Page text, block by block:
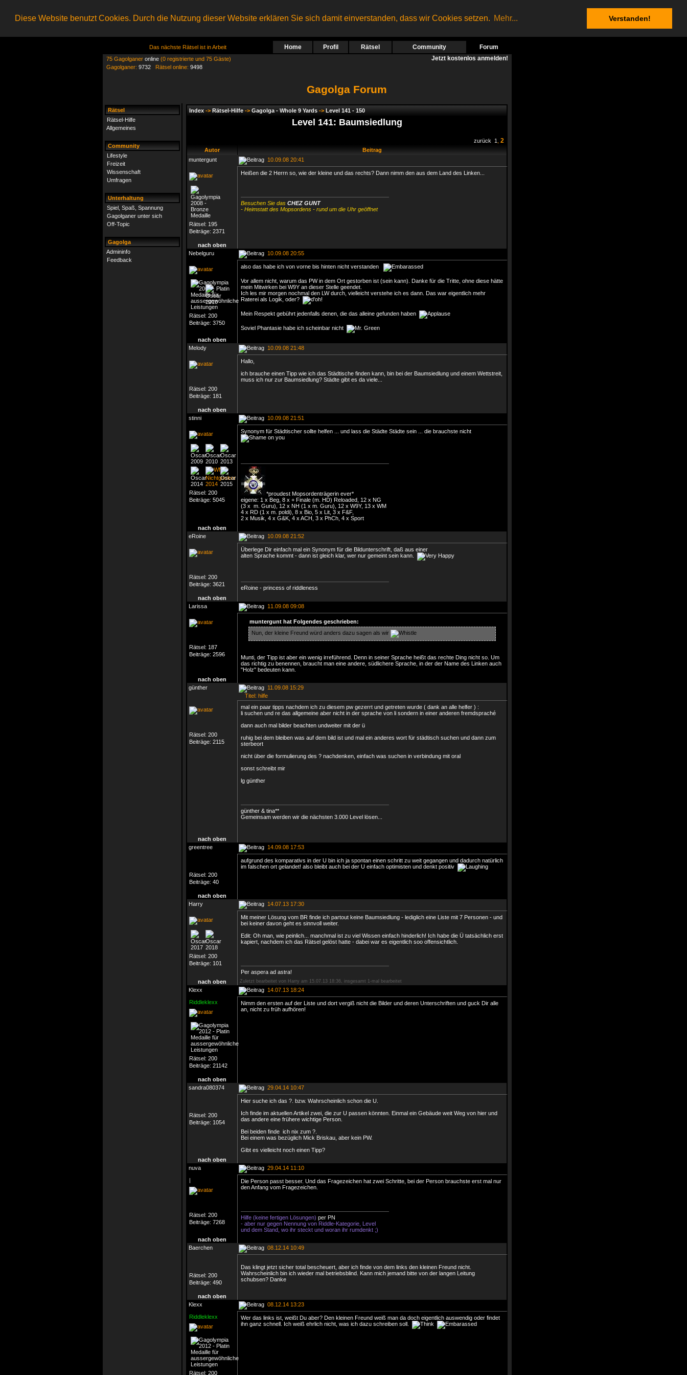
Diese Website benutzt Cookies. Durch die Nutzung dieser Website erklären Sie sich damit einverstanden, dass wir Cookies setzen. Mehr... Verstanden!
Das nächste Rätsel ist in Arbeit Home Profil Rätsel Community Forum
75 Gagolganer online (0 registrierte und 75 Gäste)
Gagolganer: 9732 Rätsel online: 9498
Jetzt kostenlos anmelden!
Gagolga Forum
Rätsel
Rätsel-Hilfe
Allgemeines
Community
Lifestyle
Freizeit
Wissenschaft
Umfragen
Unterhaltung
Spiel, Spaß, Spannung
Gagolganer unter sich
Off-Topic
Gagolga
Admininfo
Feedback
Index -> Rätsel-Hilfe -> Gagolga - Whole 9 Yards -> Level 141 - 150
Level 141: Baumsiedlung
zurück 1 2
Autor
Beitrag
muntergunt
10.09.08 20:41
Rätsel: 195
Beiträge: 2371
Heißen die 2 Herrn so, wie der kleine und das rechts? Dann nimm den aus dem Land des Linken...
Besuchen Sie das CHEZ GUNT
- Heimstatt des Mopsordens - rund um die Uhr geöffnet
nach oben
Nebelguru
10.09.08 20:55
Rätsel: 200
Beiträge: 3750
also das habe ich von vorne bis hinten nicht verstanden
Vor allem nicht, warum das PW in dem Ort gestorben ist (sein kann). Danke für die Tritte, ohne diese hätte
mein Mitwirken bei W9Y an dieser Stelle geendet.
Ich les mir morgen nochmal den LW durch, vielleicht verstehe ich es dann. Das war eigentlich mehr
Raterei als Logik, oder?
Mein Respekt gebührt jedenfalls denen, die das alleine gefunden haben
Soviel Phantasie habe ich scheinbar nicht
nach oben
Melody
10.09.08 21:48
Rätsel: 200
Beiträge: 181
Hallo,
ich brauche einen Tipp wie ich das Städtische finden kann, bin bei der Baumsiedlung und einem Wettstreit,
muss ich nur zur Baumsiedlung? Städte gibt es da viele...
nach oben
stinni
10.09.08 21:51
Rätsel: 200
Beiträge: 5045
Synonym für Städtischer sollte helfen ... und lass die Städte Städte sein ... die brauchste nicht
*proudest Mopsordenträgerin ever*
eigene: 1 x Beg, 8 x + Finale (m. HD) Reloaded, 12 x NG
(3 x m. Guru), 12 x NH (1 x m. Guru), 12 x W9Y, 13 x WM
4 x RD (1 x m. poldi), 8 x Bio, 5 x Lit, 3 x F&F,
2 x Musik, 4 x G&K, 4 x ACH, 3 x PhCh, 4 x Sport
nach oben
eRoine
10.09.08 21:52
Rätsel: 200
Beiträge: 3621
Überlege Dir einfach mal ein Synonym für die Bildunterschrift, daß aus einer
alten Sprache kommt - dann ist gleich klar, wer nur gemeint sein kann.
eRoine - princess of riddleness
nach oben
Larissa
11.09.08 09:08
Rätsel: 187
Beiträge: 2596
muntergunt hat Folgendes geschrieben:
Nun, der kleine Freund würd anders dazu sagen als wir
Munti, der Tipp ist aber ein wenig irreführend. Denn in seiner Sprache heißt das rechte Ding nicht so. Um
das richtig zu benennen, braucht man eine andere, südlichere Sprache, in der der Name des Linken auch
"Holz" bedeuten kann.
nach oben
günther
11.09.08 15:29
Titel: hilfe
Rätsel: 200
Beiträge: 2115
mal ein paar tipps nachdem ich zu diesem pw gezerrt und getreten wurde ( dank an alle helfer ) :
li suchen und re das allgemeine aber nicht in der sprache von li sondern in einer anderen fremdspraché
dann auch mal bilder beachten undweiter mit der ü
ruhig bei dem bleiben was auf dem bild ist und mal ein anderes wort für städtisch suchen und dann zum
sterbeort
nicht über die formulierung des ? nachdenken, einfach was suchen in verbindung mit oral
sonst schreibt mir
lg günther
günther & tina**
Gemeinsam werden wir die nächsten 3.000 Level lösen...
nach oben
greentree
14.09.08 17:53
Rätsel: 200
Beiträge: 40
aufgrund des komparativs in der U bin ich ja spontan einen schritt zu weit gegangen und dadurch natürlich
im falschen ort gelandet! also bleibt auch bei der U einfach optimisten und denkt positiv
nach oben
Harry
14.07.13 17:30
Rätsel: 200
Beiträge: 101
Mit meiner Lösung vom BR finde ich partout keine Baumsiedlung - lediglich eine Liste mit 7 Personen - und
bei keiner davon geht es sinnvoll weiter.
Edit: Oh man, wie peinlich... manchmal ist zu viel Wissen einfach hinderlich! Ich habe die Ü tatsächlich erst
kapiert, nachdem ich das Rätsel gelöst hatte - dabei war es eigentlich soo offensichtlich.
Per aspera ad astra!
nach oben
Zuletzt bearbeitet von Harry am 15.07.13 18:36, insgesamt 1-mal bearbeitet
Klexx
14.07.13 18:24
Riddleklexx
Rätsel: 200
Beiträge: 21142
Nimm den ersten auf der Liste und dort vergiß nicht die Bilder und deren Unterschriften und guck Dir alle
an, nicht zu früh aufhören!
nach oben
sandra080374
29.04.14 10:47
Rätsel: 200
Beiträge: 1054
Hier suche ich das ?. bzw. Wahrscheinlich schon die U.
Ich finde im aktuellen Artikel zwei, die zur U passen könnten. Einmal ein Gebäude weit Weg von hier und
das andere eine frühere wichtige Person.
Bei beiden finde ich nix zum ?.
Bei einem was bezüglich Mick Briskau, aber kein PW.
Gibt es vielleicht noch einen Tipp?
nach oben
nuva
29.04.14 11:10
|
Rätsel: 200
Beiträge: 7268
Die Person passt besser. Und das Fragezeichen hat zwei Schritte, bei der Person brauchste erst mal nur
den Anfang vom Fragezeichen.
Hilfe (keine fertigen Lösungen) per PN
- aber nur gegen Nennung von Riddle-Kategorie, Level
und dem Stand, wo ihr steckt und woran ihr rumdenkt ;)
nach oben
Baerchen
08.12.14 10:49
Rätsel: 200
Beiträge: 490
Das klingt jetzt sicher total bescheuert, aber ich finde von dem links den kleinen Freund nicht.
Wahrscheinlich bin ich wieder mal betriebsblind. Kann mich jemand bitte von der langen Leitung
schubsen? Danke
nach oben
Klexx
08.12.14 13:23
Riddleklexx
Rätsel: 200
Wer das links ist, weißt Du aber? Den kleinen Freund weiß man da doch eigentlich auswendig oder findet
ihn ganz schnell. Ich weiß ehrlich nicht, was ich dazu schreiben soll.